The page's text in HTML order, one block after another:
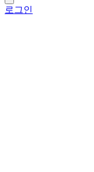
로그인